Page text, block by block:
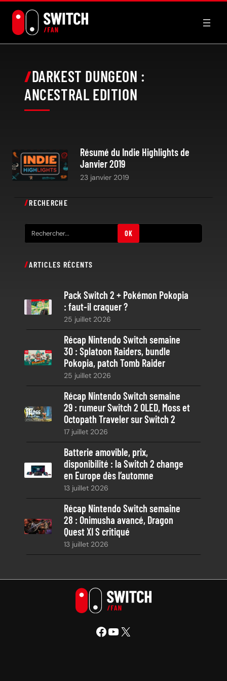
contenu
DARKEST DUNGEON :
ANCESTRAL EDITION
Résumé du Indie Highlights de
Janvier 2019
23 janvier 2019
RECHERCHE
e
h
OK
ARTICLES RÉCENTS
Pack Switch 2 + Pokémon Pokopia
: faut-il craquer ?
25 juillet 2026
Récap Nintendo Switch semaine
30 : Splatoon Raiders, bundle
Pokopia, patch Tomb Raider
25 juillet 2026
Récap Nintendo Switch semaine
29 : rumeur Switch 2 OLED, Moss et
Octopath Traveler sur Switch 2
17 juillet 2026
Batterie amovible, prix,
disponibilité : la Switch 2 change
en Europe dès l’automne
13 juillet 2026
Récap Nintendo Switch semaine
28 : Onimusha avancé, Dragon
Quest XI S critiqué
13 juillet 2026
Facebook YouTube X